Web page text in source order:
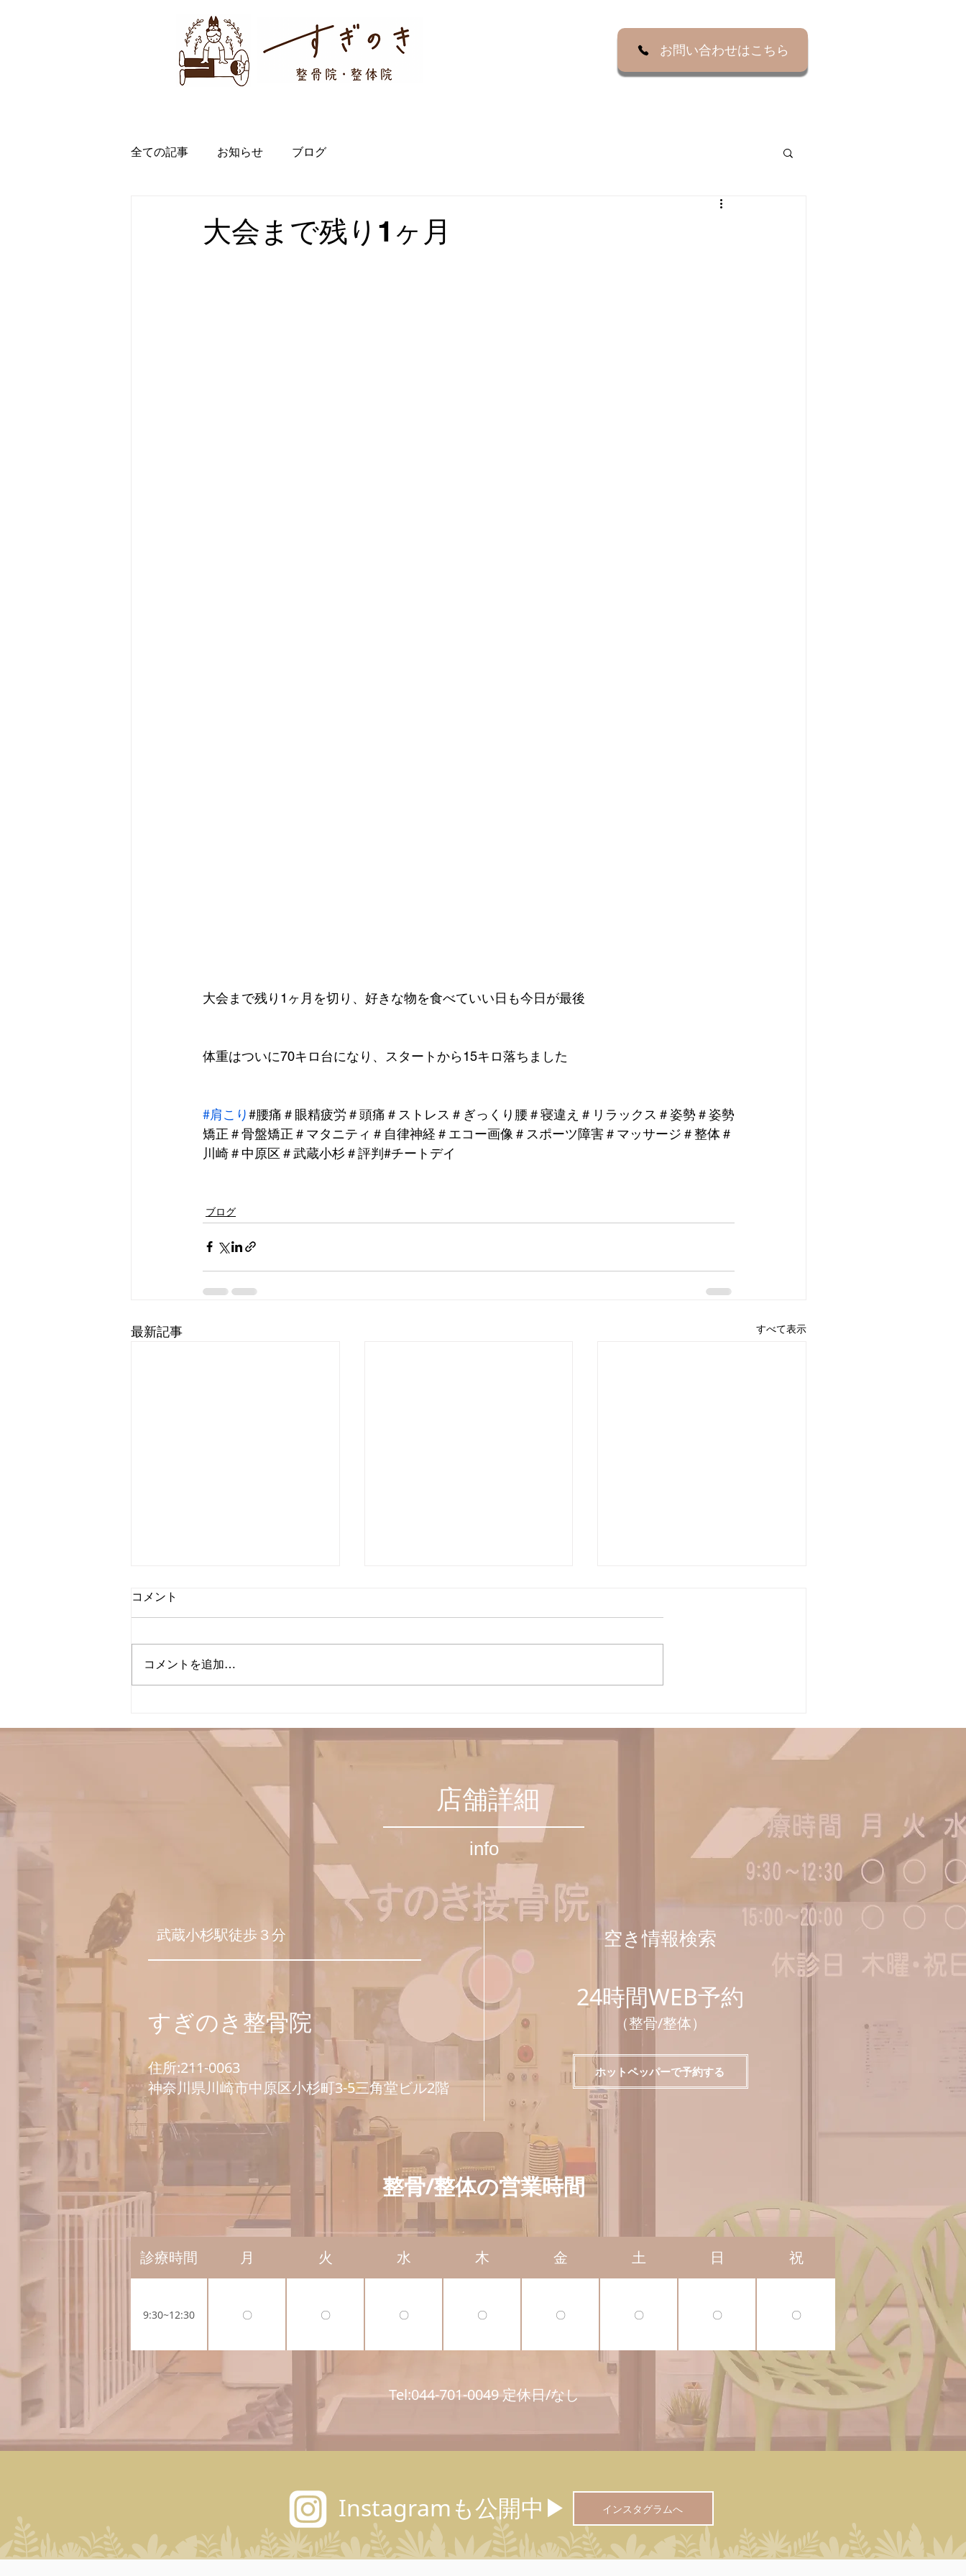
お問い合わせはこちら
全ての記事 お知らせ ブログ
大会まで残り1ヶ月
大会まで残り1ヶ月を切り、好きな物を食べていい日も今日が最後
体重はついに70キロ台になり、スタートから15キロ落ちました
#肩こり#腰痛＃眼精疲労＃頭痛＃ストレス＃ぎっくり腰＃寝違え＃リラックス＃姿勢＃姿勢
矯正＃骨盤矯正＃マタニティ＃自律神経＃エコー画像＃スポーツ障害＃マッサージ＃整体＃
川崎＃中原区＃武蔵小杉＃評判#チートデイ
ブログ
最新記事 すべて表示
知らせ
更のお知らせ
コメント
コメントを追加…
店舗詳細
info
​武蔵小杉駅徒歩３分
​すぎのき整骨院
住所:211-0063
神奈川県川崎市中原区小杉町3-5三角堂ビル2階
​空き情報検索
24時間WEB予約
​（整骨/整体）
ホットペッパーで予約する
整骨/整体の営業時間
診療時間 月 火 水 木 金 土 日 祝
9:30~12:30 〇 〇 〇 〇 〇 〇 〇 〇
Tel:044-701-0049 定休日/なし
Instagramも公開中▶︎ インスタグラムへ